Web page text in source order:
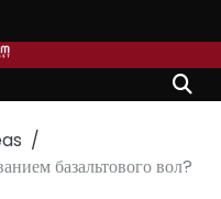
базальтового вол?